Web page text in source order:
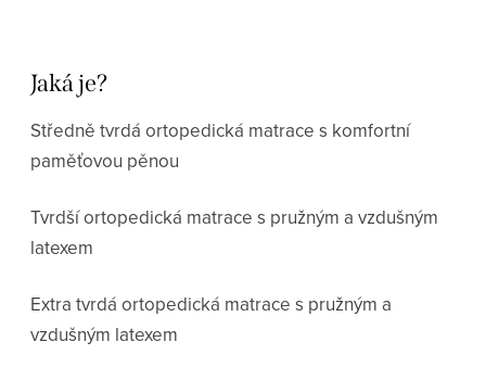
Jaká je?
Středně tvrdá ortopedická matrace s komfortní
paměťovou pěnou
Tvrdší ortopedická matrace s pružným a vzdušným
latexem
Extra tvrdá ortopedická matrace s pružným a
vzdušným latexem